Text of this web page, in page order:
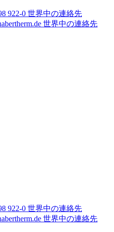
922-0 世界中の連絡先
世界中の連絡先
922-0 世界中の連絡先
世界中の連絡先